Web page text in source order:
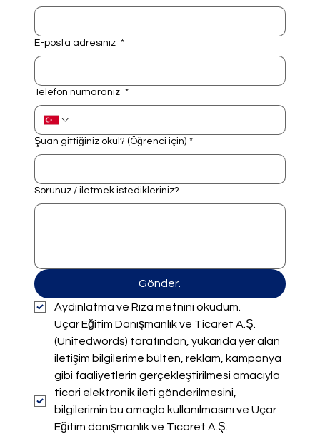
E-posta adresiniz *
Telefon numaranız *
Şuan gittiğiniz okul? (Öğrenci için) *
Sorunuz / iletmek istedikleriniz?
Gönder.
Aydınlatma ve Rıza metnini okudum.
Uçar Eğitim Danışmanlık ve Ticaret A.Ş.
(Unitedwords) tarafından, yukarıda yer alan
iletişim bilgilerime bülten, reklam, kampanya
gibi faaliyetlerin gerçekleştirilmesi amacıyla
ticari elektronik ileti gönderilmesini,
bilgilerimin bu amaçla kullanılmasını ve Uçar
Eğitim danışmanlık ve Ticaret A.Ş.